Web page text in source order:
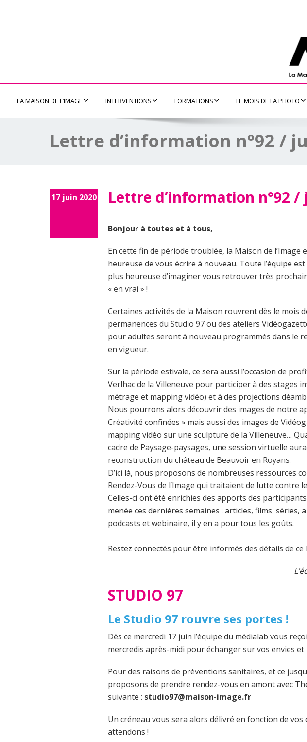
LA MAISON DE L’IMAGE INTERVENTIONS FORMATIONS LE MOIS DE LA PHOTO
Lettre d’information n°92 /
17 juin 2020 Lettre d’information n°92 /
Bonjour à toutes et à tous,
En cette fin de période troublée, la Maison de l’Image
heureuse de vous écrire à nouveau. Toute l’équipe
plus heureuse d’imaginer vous retrouver très
« en vrai » !
Certaines activités de la Maison rouvrent dès le mois
permanences du Studio 97 ou des ateliers
pour adultes seront à nouveau programmés dans le
en vigueur.
Sur la période estivale, ce sera aussi l’occasion de
Verlhac de la Villeneuve pour participer à des stages
métrage et mapping vidéo) et à des projections
Nous pourrons alors découvrir des images de notre
Créativité confinées » mais aussi des images de
mapping vidéo sur une sculpture de la Villeneuve…
cadre de Paysage-paysages, une session virtuelle
reconstruction du château de Beauvoir en Royans.
D’ici là, nous proposons de nombreuses ressources
Rendez-Vous de l’Image qui traitaient de lutte contre
Celles-ci ont été enrichies des apports des
menée ces dernières semaines : articles, films, séries,
podcasts et webinaire, il y en a pour tous les goûts.
Restez connectés pour être informés des détails de
STUDIO 97
Le Studio 97 rouvre ses portes !
Dès ce mercredi 17 juin l’équipe du médialab vous
mercredis après-midi pour échanger sur vos envies et
Pour des raisons de préventions sanitaires, et ce
proposons de prendre rendez-vous en amont avec
suivante : studio97@maison-image.fr
Un créneau vous sera alors délivré en fonction de
attendons !